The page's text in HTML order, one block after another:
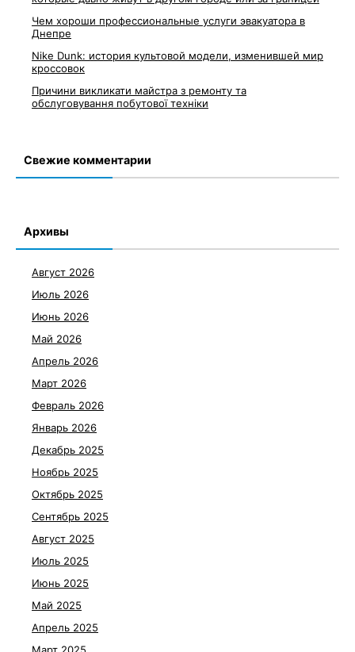
Чем хороши профессиональные услуги эвакуатора в
Днепре
Nike Dunk: история культовой модели, изменившей мир
кроссовок
Причини викликати майстра з ремонту та
обслуговування побутової техніки
Свежие комментарии
Архивы
Август 2026
Июль 2026
Июнь 2026
Май 2026
Апрель 2026
Март 2026
Февраль 2026
Январь 2026
Декабрь 2025
Ноябрь 2025
Октябрь 2025
Сентябрь 2025
Август 2025
Июль 2025
Июнь 2025
Май 2025
Апрель 2025